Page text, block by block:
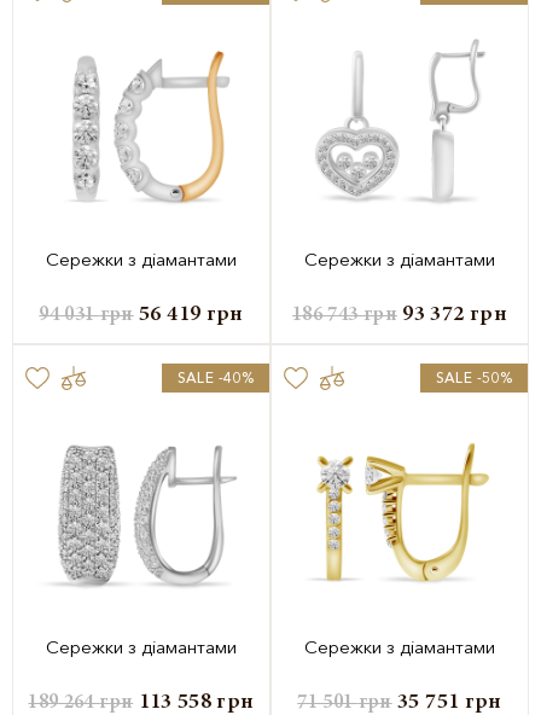
Сережки з діамантами
94 031грн 56 419 грн
Сережки з діамантами
186 743грн 93 372 грн
SALE -40%
Сережки з діамантами
189 264грн 113 558грн
SALE -50%
Сережки з діамантами
71 501грн 35 751 грн